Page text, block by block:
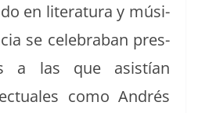
en lit­er­atu­ra y músi­
se cel­e­bra­ban pres­
a las que asistían
como Andrés